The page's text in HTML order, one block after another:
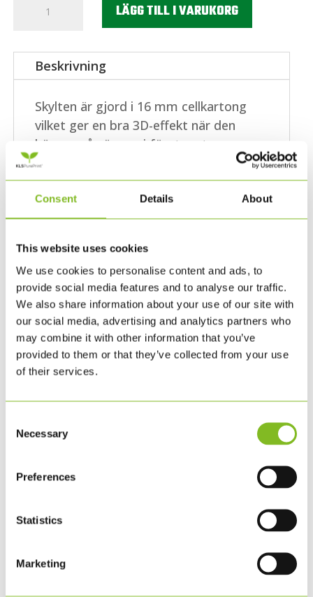
Consent Details About
This website uses cookies
We use cookies to personalise content and ads, to
provide social media features and to analyse our traffic.
We also share information about your use of our site with
our social media, advertising and analytics partners who
may combine it with other information that you’ve
provided to them or that they’ve collected from your use
of their services.
Selection
Necessary
Preferences
Statistics
Marketing
skyltar
fn:s
globala
15
cm
LÄGG TILL I VARUKORG
Beskrivning
Skylten är gjord i 16 mm cellkartong
vilket ger en bra 3D-effekt när den
hänger på väggen i företagets
reception, i kontorslandskapet eller i
ert stånd under en konferens. Skyltens
egenskaper:
16 mm cellkartong med kärna av
återvunna fibrer
FN:s officiella design
Skyltarna säljs i ett paket med 17 st. så
att företaget får en skylt med varje
globalt mål. De kan hängas upp i en
form på precis det sätt som ni tycker
fungerar för er.
Obs! Skylten är för inomhusbruk.